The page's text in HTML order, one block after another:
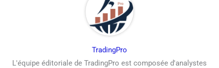
TradingPro
L'équipe éditoriale de TradingPro est composée d'analystes